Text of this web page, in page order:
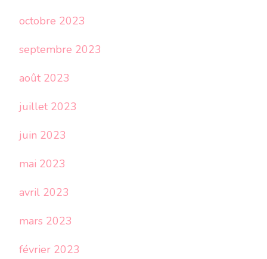
octobre 2023
septembre 2023
août 2023
juillet 2023
juin 2023
mai 2023
avril 2023
mars 2023
février 2023